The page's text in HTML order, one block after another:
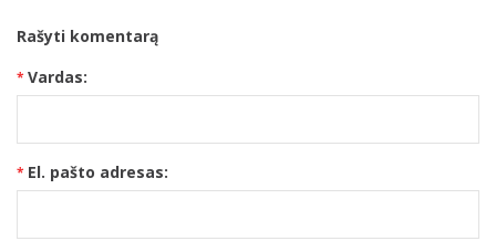
Rašyti komentarą
Vardas:
El. pašto adresas: